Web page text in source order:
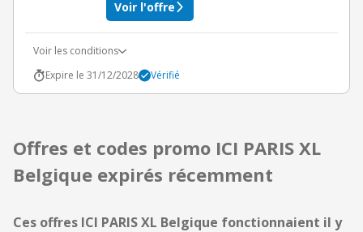
Voir l'offre
Voir les conditions
Expire le 31/12/2028
Vérifié
Offres et codes promo ICI PARIS XL
Belgique expirés récemment
Ces offres ICI PARIS XL Belgique fonctionnaient il y